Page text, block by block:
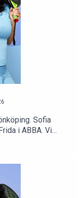
Sofia
i ABBA. Vi
vi få se Sofia
björn som sover?
Pernilla har haft
ett fiskespö. Och